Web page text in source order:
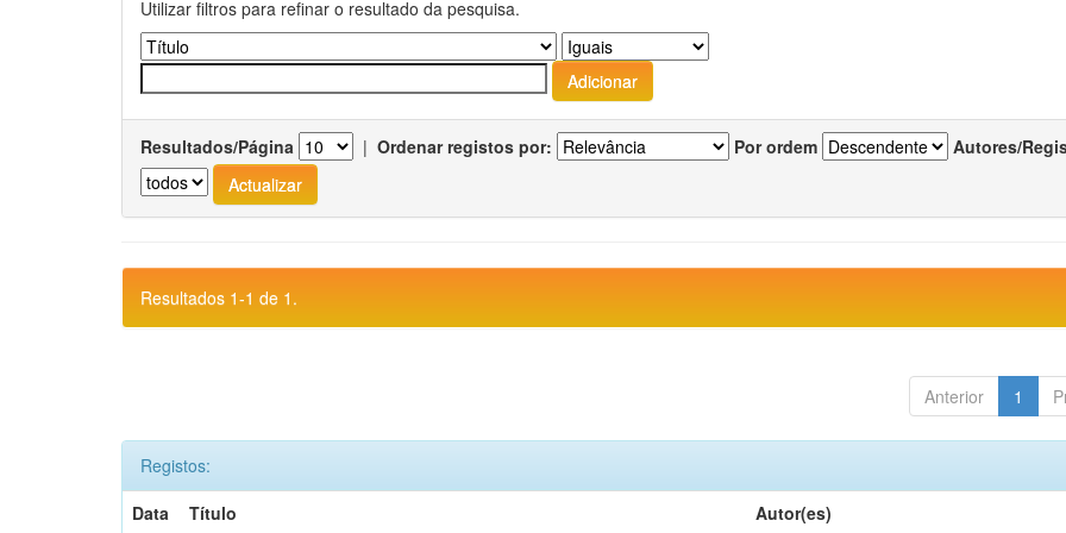
Utilizar filtros para refinar o resultado da pesquisa.
Resultados/Página | Ordenar registos por: Por ordem Autores/
Resultados 1-1 de 1.
Anterior 1
Registos:
Data
Título Autor(es)